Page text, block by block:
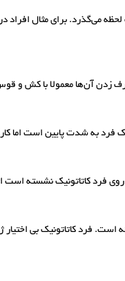
می‌گذرد. برای مثال افراد
آن‌ها معمولا با کش و قوس
به شدت پایین است اما
روی فرد کاتاتونیک نشسته
فرد کاتاتونیک بی اختیار